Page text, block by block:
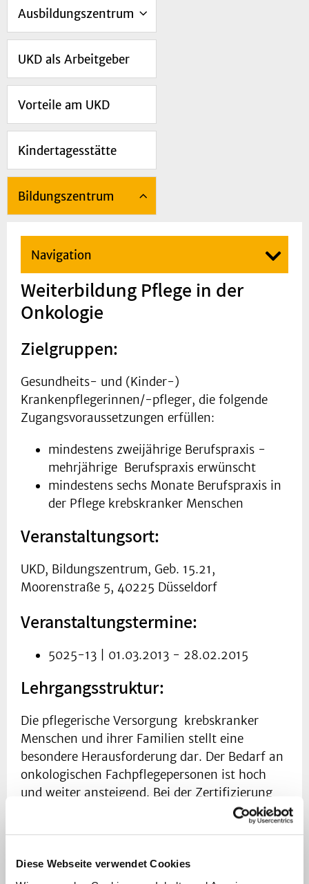
Diese Webseite verwendet Cookies
Ausbildungszentrum
UKD als Arbeitgeber
Vorteile am UKD
Kindertagesstätte
Bildungszentrum
Navigation
Weiterbildung Pflege in der
Onkologie
Zielgruppen:
Gesundheits- und (Kinder-)
Krankenpflegerinnen/-pfleger, die folgende
Zugangsvoraussetzungen erfüllen:
mindestens zweijährige Berufspraxis -
mehrjährige Berufspraxis erwünscht
mindestens sechs Monate Berufspraxis in
der Pflege krebskranker Menschen
Veranstaltungsort:
UKD, Bildungszentrum, Geb. 15.21,
Moorenstraße 5, 40225 Düsseldorf
Veranstaltungstermine:
5025-13 | 01.03.2013 - 28.02.2015
Lehrgangsstruktur:
Die pflegerische Versorgung krebskranker
Menschen und ihrer Familien stellt eine
besondere Herausforderung dar. Der Bedarf an
onkologischen Fachpflegepersonen ist hoch
und weiter ansteigend. Bei der Zertifizierung
Fachpflegende zur Sicherung der Pflegequalität
Teilnehmer werden für die Unterrichte des